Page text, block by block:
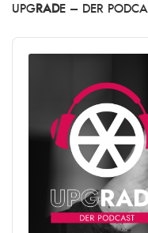
UPG RADE – DER
Audio
Player